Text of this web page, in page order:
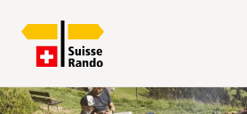
PRIX